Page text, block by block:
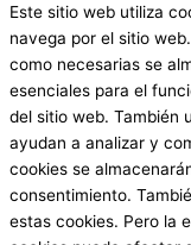
Este sitio web utiliza
navega por el sitio
como necesarias se
esenciales para el
del sitio web. También
ayudan a analizar y
cookies se
consentimiento.
estas cookies. Pero la